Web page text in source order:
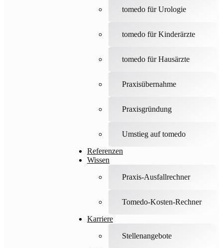
tomedo für Urologie
tomedo für Kinderärzte
tomedo für Hausärzte
Praxisübernahme
Praxisgründung
Umstieg auf tomedo
Referenzen
Wissen
Praxis-Ausfallrechner
Tomedo-Kosten-Rechner
Karriere
Stellenangebote